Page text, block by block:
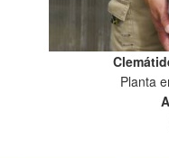
Planta